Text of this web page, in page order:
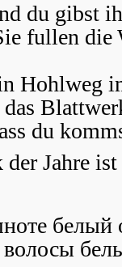
du gibst
fullen die
Hohlweg
das
du
Jahre
белый